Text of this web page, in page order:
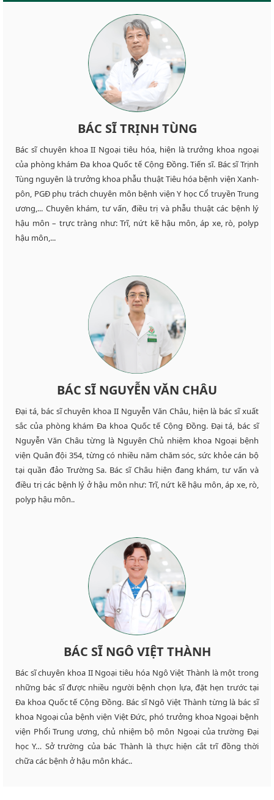
BÁC SĨ TRỊNH TÙNG
Bác sĩ chuyên khoa II Ngoại tiêu hóa, hiện là trưởng khoa ngoại
của phòng khám Đa khoa Quốc tế Cộng Đồng. Tiến sĩ. Bác sĩ Trịnh
Tùng nguyên là trưởng khoa phẫu thuật Tiêu hóa bệnh viện Xanh-
pôn, PGĐ phụ trách chuyên môn bệnh viện Y học Cổ truyền Trung
ương,... Chuyên khám, tư vấn, điều trị và phẫu thuật các bệnh lý
hậu môn – trực tràng như: Trĩ, nứt kẽ hậu môn, áp xe, rò, polyp
hậu môn,...
BÁC SĨ NGUYỄN VĂN CHÂU
Đại tá, bác sĩ chuyên khoa II Nguyễn Văn Châu, hiện là bác sĩ xuất
sắc của phòng khám Đa khoa Quốc tế Cộng Đồng. Đại tá, bác sĩ
Nguyễn Văn Châu từng là Nguyên Chủ nhiệm khoa Ngoại bệnh
viện Quân đội 354, từng có nhiều năm chăm sóc, sức khỏe cán bộ
tại quần đảo Trường Sa. Bác sĩ Châu hiện đang khám, tư vấn và
điều trị các bệnh lý ở hậu môn như: Trĩ, nứt kẽ hậu môn, áp xe, rò,
polyp hậu môn..
BÁC SĨ NGÔ VIỆT THÀNH
Bác sĩ chuyên khoa II Ngoại tiêu hóa Ngô Việt Thành là một trong
những bác sĩ được nhiều người bệnh chọn lựa, đặt hẹn trước tại
Đa khoa Quốc tế Cộng Đồng. Bác sĩ Ngô Việt Thành từng là bác sĩ
khoa Ngoại của bệnh viện Việt Đức, phó trưởng khoa Ngoại bệnh
viện Phổi Trung ương, chủ nhiệm bộ môn Ngoại của trường Đại
học Y… Sở trường của bác Thành là thực hiện cắt trĩ đồng thời
chữa các bệnh ở hậu môn khác..